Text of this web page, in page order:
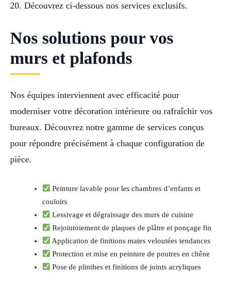
20. Découvrez ci-dessous nos services exclusifs.
Nos solutions pour vos
murs et plafonds
Nos équipes interviennent avec efficacité pour
moderniser votre décoration intérieure ou rafraîchir vos
bureaux. Découvrez notre gamme de services conçus
pour répondre précisément à chaque configuration de
pièce.
Peinture lavable pour les chambres d’enfants et
couloirs
Lessivage et dégraissage des murs de cuisine
Rejointoiement de plaques de plâtre et ponçage fin
Application de finitions mates veloutées tendances
Protection et mise en peinture de poutres en chêne
Pose de plinthes et finitions de joints acryliques